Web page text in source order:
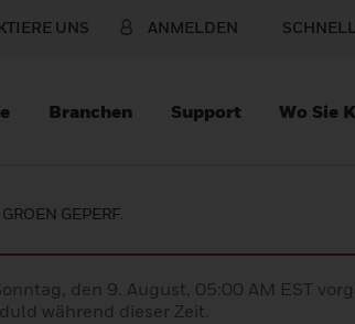
UNS ANMELDEN
Branchen Support Wo Sie
GEPERF.
den 9. August, 05:00 AM EST
während dieser Zeit.